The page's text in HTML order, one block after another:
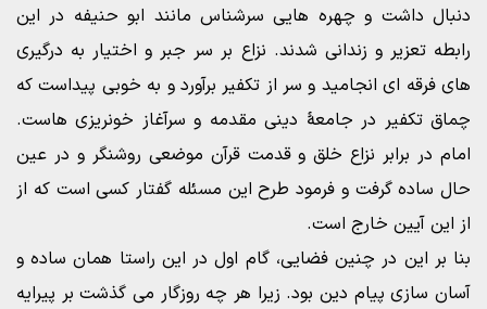
دنبال داشت و چهره هایی سرشناس مانند ابو حنیفه در این
رابطه تعزیر و زندانی شدند. نزاع بر سر جبر و اختیار به درگیری
های فرقه ای انجامید و سر از تکفیر برآورد و به خوبی پیداست که
چماق تکفیر در جامعۀ دینی مقدمه و سرآغاز خونریزی هاست.
امام در برابر نزاع خلق و قدمت قرآن موضعی روشنگر و در عین
حال ساده گرفت و فرمود طرح این مسئله گفتار کسی است که از
از این آیین خارج است.
بنا بر این در چنین فضایی، گام اول در این راستا همان ساده و
آسان سازی پیام دین بود. زیرا هر چه روزگار می گذشت بر پیرایه